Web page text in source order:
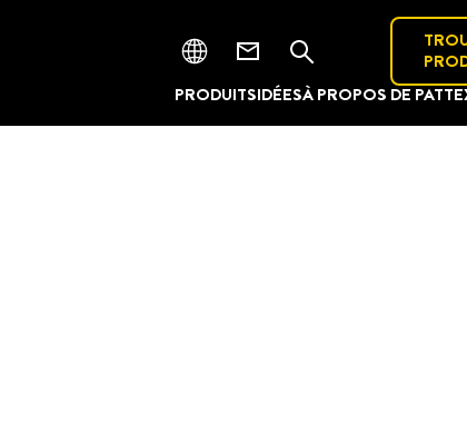
PRODUITSIDÉESÀ PROPOS DE